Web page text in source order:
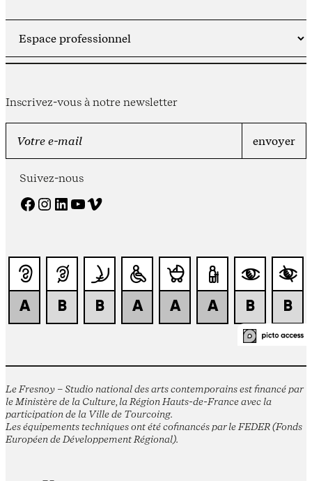
Inscrivez-vous à notre newsletter
Suivez-nous
Facebook Instagram LinkedIn YouTube Vimeo
Le Fresnoy – Studio national des arts contemporains est financé par
le Ministère de la Culture, la Région Hauts-de-France avec la
participation de la Ville de Tourcoing.
Les équipements techniques ont été cofinancés par le FEDER (Fonds
Européen de Développement Régional).